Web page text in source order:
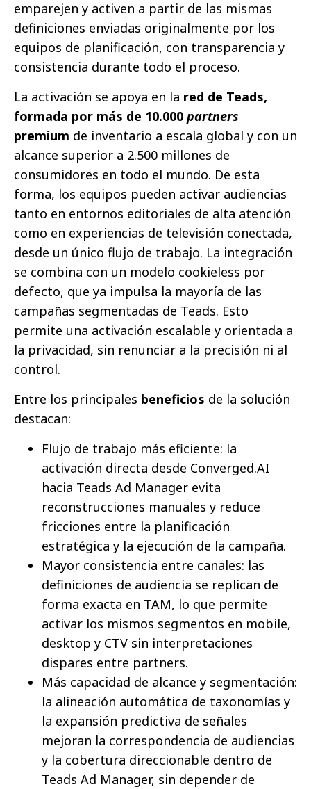
emparejen y activen a partir de las mismas
definiciones enviadas originalmente por los
equipos de planificación, con transparencia y
consistencia durante todo el proceso.
La activación se apoya en la red de Teads,
formada por más de 10.000 partners
premium de inventario a escala global y con un
alcance superior a 2.500 millones de
consumidores en todo el mundo. De esta
forma, los equipos pueden activar audiencias
tanto en entornos editoriales de alta atención
como en experiencias de televisión conectada,
desde un único flujo de trabajo. La integración
se combina con un modelo cookieless por
defecto, que ya impulsa la mayoría de las
campañas segmentadas de Teads. Esto
permite una activación escalable y orientada a
la privacidad, sin renunciar a la precisión ni al
control.
Entre los principales beneficios de la solución
destacan:
Flujo de trabajo más eficiente: la
activación directa desde Converged.AI
hacia Teads Ad Manager evita
reconstrucciones manuales y reduce
fricciones entre la planificación
estratégica y la ejecución de la campaña.
Mayor consistencia entre canales: las
definiciones de audiencia se replican de
forma exacta en TAM, lo que permite
activar los mismos segmentos en mobile,
desktop y CTV sin interpretaciones
dispares entre partners.
Más capacidad de alcance y segmentación:
la alineación automática de taxonomías y
la expansión predictiva de señales
mejoran la correspondencia de audiencias
y la cobertura direccionable dentro de
Teads Ad Manager, sin depender de